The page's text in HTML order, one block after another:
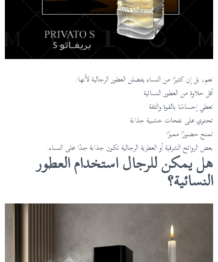
نعم، بل إن كثيرًا من النساء يفضلن العطور الرجالية لأنها:
أقل حلاوة من العطور النسائية
تعطي إحساسًا بالقوة والثقة
تحتوي على نفحات خشبية جذابة
تمنح حضورًا مميزًا
بعض الروائح الشرقية أو العطرية الرجالية تكون جذابة جدًا على النساء.
هل يمكن للرجال استخدام العطور
النسائية؟